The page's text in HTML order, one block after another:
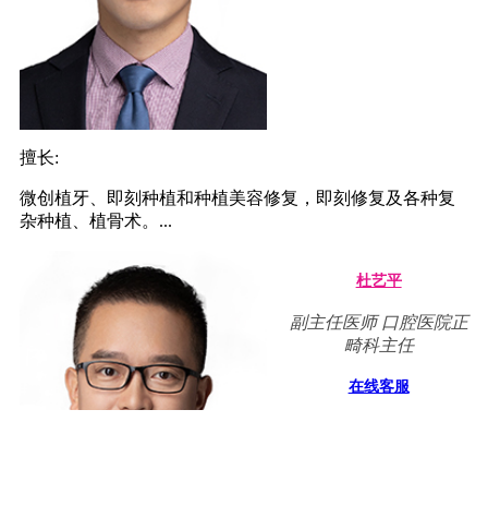
擅长:
微创植牙、即刻种植和种植美容修复，即刻修复及各种复
杂种植、植骨术。...
杜艺平
副主任医师 口腔医院正
畸科主任
在线客服